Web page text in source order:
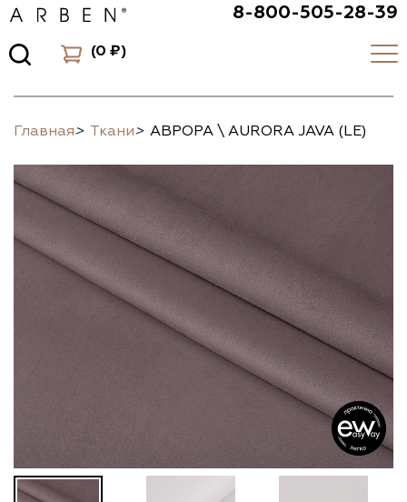
8-800-505-28-39
(0 ₽)
Главная> Ткани> АВРОРА \ AURORA JAVA (LE)